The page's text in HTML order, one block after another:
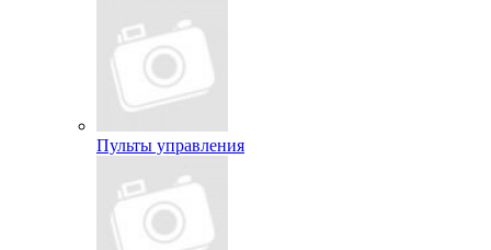
Пульты управления